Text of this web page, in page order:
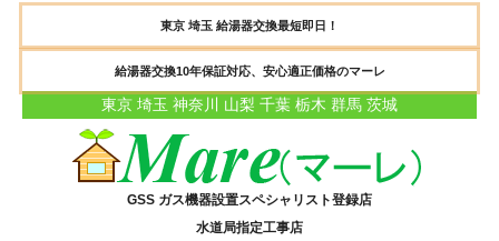
東京 埼玉 給湯器交換最短即日！
給湯器交換10年保証対応、安心適正価格のマーレ
東京 埼玉 神奈川 山梨 千葉 栃木 群馬 茨城
GSS ガス機器設置スペシャリスト登録店
水道局指定工事店